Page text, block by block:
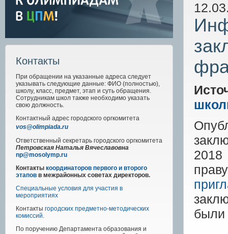
Контакты
При обращении на указанные адреса следует
указывать следующие данные: ФИО (полностью),
школу, класс, предмет, этап и суть обращения.
Сотрудникам школ также необходимо указать
свою должность.
Контактный адрес городского оргкомитета
vos@olimpiada.ru
Ответственный секретарь городского оргкомитета
Петровская Наталья Вячеславовна
np@mosolymp.ru
Контакты координаторов первого и второго
этапов в межрайонных советах директоров.
Специальные условия для участия в
мероприятиях
Контакты городских предметно-методических
комиссий.
По поручению Департамента образования и
были